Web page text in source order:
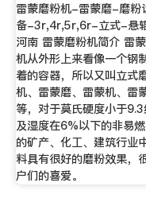
雷蒙磨粉机-雷蒙磨-磨粉
备-3r,4r,5r,6r-立式-悬
河南 雷蒙磨粉机简介 雷
机从外形上来看像一个钢
着的容器，所以又叫立式
机、雷蒙磨、雷蒙机、雷
等，对于莫氏硬度小于
及湿度在6%以下的非易
的矿产、化工、建筑行业
料具有很好的磨粉效果，
户们的喜爱。